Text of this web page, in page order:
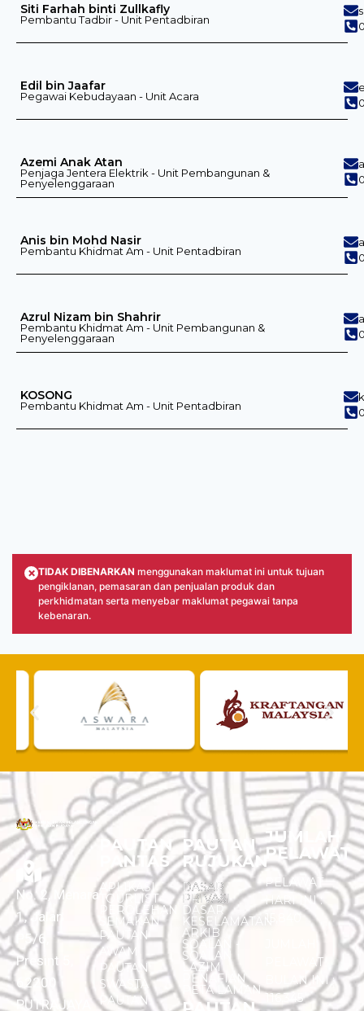
Siti Farhah binti Zullkafly
Pembantu Tadbir - Unit Pentadbiran
Edil bin Jaafar
Pegawai Kebudayaan - Unit Acara
Azemi Anak Atan
Penjaga Jentera Elektrik - Unit Pembangunan &
Penyelenggaraan
Anis bin Mohd Nasir
Pembantu Khidmat Am - Unit Pentadbiran
Azrul Nizam bin Shahrir
Pembantu Khidmat Am - Unit Pembangunan &
Penyelenggaraan
KOSONG
Pembantu Khidmat Am - Unit Pentadbiran
× TIDAK DIBENARKAN menggunakan maklumat ini untuk tujuan
pengiklanan, pemasaran dan penjualan produk dan
perkhidmatan serta menyebar maklumat pegawai tanpa
kebenaran.
No. 2, Menara
1, Jalan
P5/6,
Presint 5,
62200
PUTRAJAYA
PAUTAN
PANTAS
APLIKASI
TOURLIST
PEROLEHAN
SEMAKAN
PAUTAN
AWAM
PAUTAN
SWASTA
PAUTAN
PAUTAN
RUJUKAN
DASAR
PRIVASI
DASAR
KESELAMATAN
ARKIB
SOALAN -
SOALAN
LAZIM
PENAFIAN
PETA LAMAN
JUMLAH
PELAWAT
PELAWAT
HARI INI :
PELAWAT
BULAN INI :
116,345